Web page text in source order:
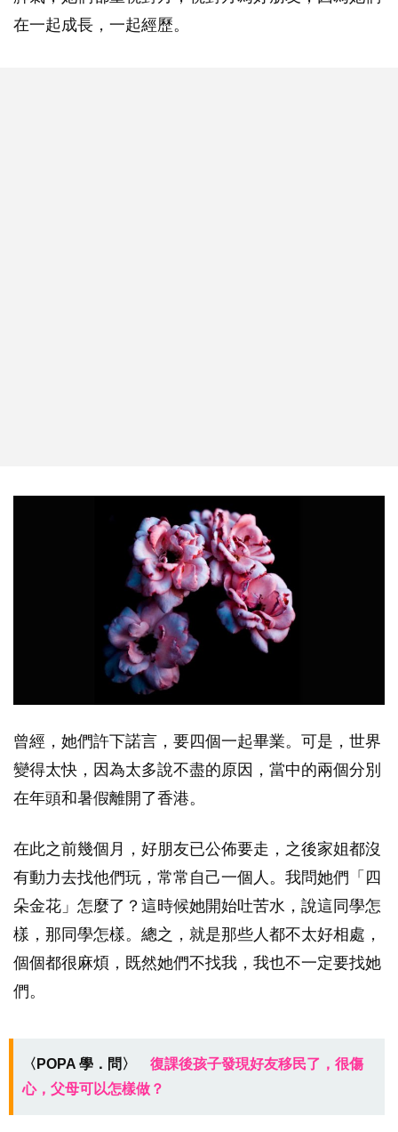
在一起成長，一起經歷。
曾經，她們許下諾言，要四個一起畢業。可是，世界
變得太快，因為太多說不盡的原因，當中的兩個分別
在年頭和暑假離開了香港。
在此之前幾個月，好朋友已公佈要走，之後家姐都沒
有動力去找他們玩，常常自己一個人。我問她們「四
朵金花」怎麼了？這時候她開始吐苦水，說這同學怎
樣，那同學怎樣。總之，就是那些人都不太好相處，
個個都很麻煩，既然她們不找我，我也不一定要找她
們。
〈POPA 學．問〉
復課後孩子發現好友移民了，很傷
心，父母可以怎樣做？